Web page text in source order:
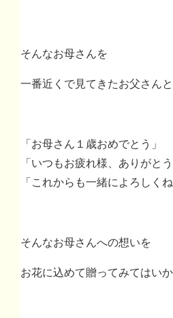
そんなお母さんを
一番近くで見てきたお父さんと
「お母さん１歳おめでとう」
「いつもお疲れ様、ありがとう
「これからも一緒によろしくね
そんなお母さんへの想いを
お花に込めて贈ってみてはい